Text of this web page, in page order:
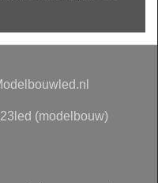
(modelbouw)